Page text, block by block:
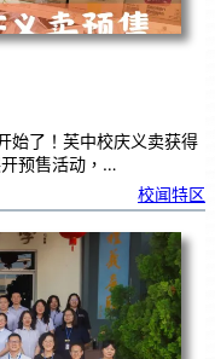
始了！芙中校庆义卖获得
预售活动，…
校闻特区